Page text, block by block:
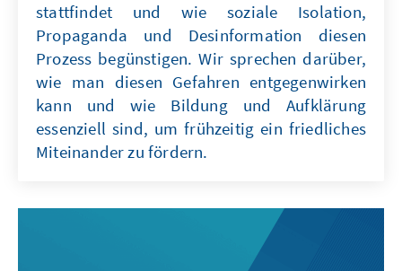
stattfindet und wie soziale Isolation,
Propaganda und Desinformation diesen
Prozess begünstigen. Wir sprechen darüber,
wie man diesen Gefahren entgegenwirken
kann und wie Bildung und Aufklärung
essenziell sind, um frühzeitig ein friedliches
Miteinander zu fördern.